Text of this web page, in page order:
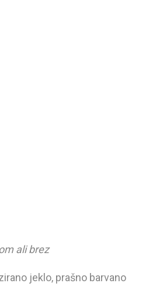
ali brez
jeklo, prašno barvano